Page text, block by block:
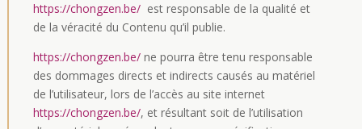
https://chongzen.be/est responsable de la qualité et
de la véracité du Contenu qu’il publie.
https://chongzen.be/ne pourra être tenu responsable
des dommages directs et indirects causés au matériel
de l’utilisateur, lors de l’accès au site internet
https://chongzen.be/, et résultant soit de l’utilisation